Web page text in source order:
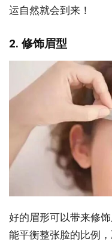
运自然就会到来！
2. 修饰眉型
好的眉形可以带来修
能平衡整张脸的比例